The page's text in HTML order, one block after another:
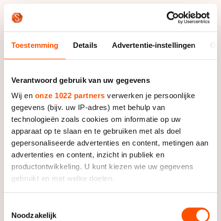
Toestemming Details Advertentie-instellingen
Verantwoord gebruik van uw gegevens
Wij en onze 1022 partners verwerken je persoonlijke
gegevens (bijv. uw IP-adres) met behulp van
technologieën zoals cookies om informatie op uw
apparaat op te slaan en te gebruiken met als doel
gepersonaliseerde advertenties en content, metingen aan
advertenties en content, inzicht in publiek en
productontwikkeling. U kunt kiezen wie uw gegevens
gebruikt en met welke doelen.
Informatie verzamelen over uw geografische locatie,
Noodzakelijk
Tjerk de Boer en snelde hem in de laatste bocht
voorbij. Met afstand won hij de koers, voor Evert
Hoolwerf en Tjerk de Boer. Door zijn zege en de val
van Luc ter Haar zes rondes voor het einde, zit Visser
Benieuwd naar alle uitslagen? Bekijk danonze
uitslagenpagina .